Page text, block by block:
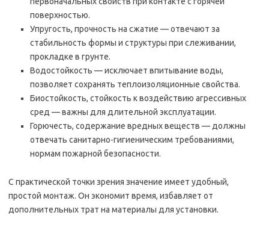
поверхностью.
Упругость, прочность на сжатие — отвечают за
стабильность формы и структуры при слеживании,
прокладке в грунте.
Водостойкость — исключает впитывание воды,
позволяет сохранять теплоизоляционные свойства.
Биостойкость, стойкость к воздействию агрессивных
сред — важны для длительной эксплуатации.
Горючесть, содержание вредных веществ — должны
отвечать санитарно-гигиеническим требованиями,
нормам пожарной безопасности.
С практической точки зрения значение имеет удобный,
простой монтаж. Он экономит время, избавляет от
дополнительных трат на материалы для установки.